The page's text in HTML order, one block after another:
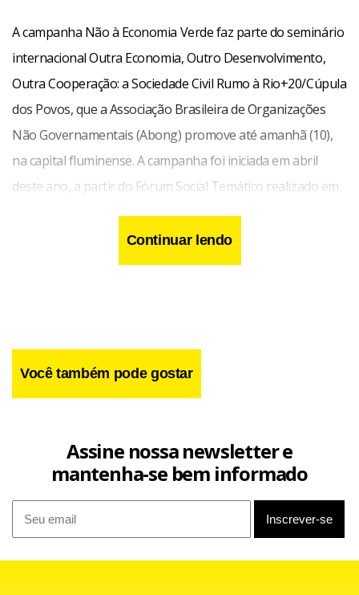
A campanha Não à Economia Verde faz parte do seminário
internacional Outra Economia, Outro Desenvolvimento,
Outra Cooperação: a Sociedade Civil Rumo à Rio+20/Cúpula
dos Povos, que a Associação Brasileira de Organizações
Não Governamentais (Abong) promove até amanhã (10),
na capital fluminense. A campanha foi iniciada em abril
deste ano, a partir do Fórum Social Temático realizado em
janeiro, em Porto Alegre (RS).
Continuar lendo
Você também pode gostar
Assine nossa newsletter e
mantenha-se bem informado